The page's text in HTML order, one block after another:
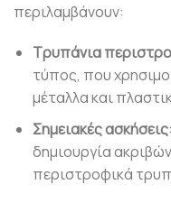
περιλαμβάνουν:
Τρυπάνια
τύπος, που
μέταλλα και
Σημειακές ασκήσεις
δημιουργία
περιστροφικά